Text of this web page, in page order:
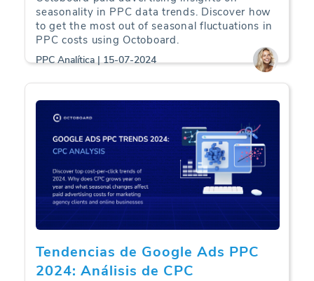
seasonality in PPC data trends. Discover how
to get the most out of seasonal fluctuations in
PPC costs using Octoboard.
PPC Analítica | 15-07-2024
Tendencias de Google Ads PPC
2024: Análisis de CPC